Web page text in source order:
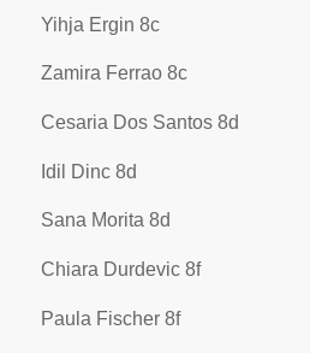
Yihja Ergin 8c
Zamira Ferrao 8c
Cesaria Dos Santos 8d
Idil Dinc 8d
Sana Morita 8d
Chiara Durdevic 8f
Paula Fischer 8f